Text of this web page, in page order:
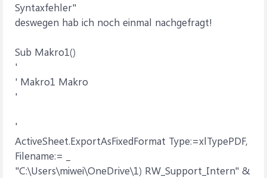
Syntaxfehler"
deswegen hab ich noch einmal nachgefragt!
Sub Makro1()
'
' Makro1 Makro
'
'
ActiveSheet.ExportAsFixedFormat Type:=xlTypePDF,
Filename:= _
"C:\Users\miwei\OneDrive\1) RW_Support_Intern" &